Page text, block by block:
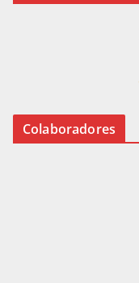
Colaboradores